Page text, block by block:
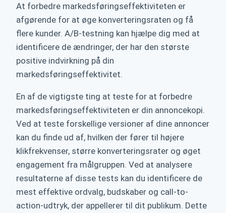
At forbedre markedsføringseffektiviteten er
afgørende for at øge konverteringsraten og få
flere kunder. A/B-testning kan hjælpe dig med at
identificere de ændringer, der har den største
positive indvirkning på din
markedsføringseffektivitet.
En af de vigtigste ting at teste for at forbedre
markedsføringseffektiviteten er din annoncekopi.
Ved at teste forskellige versioner af dine annoncer
kan du finde ud af, hvilken der fører til højere
klikfrekvenser, større konverteringsrater og øget
engagement fra målgruppen. Ved at analysere
resultaterne af disse tests kan du identificere de
mest effektive ordvalg, budskaber og call-to-
action-udtryk, der appellerer til dit publikum. Dette